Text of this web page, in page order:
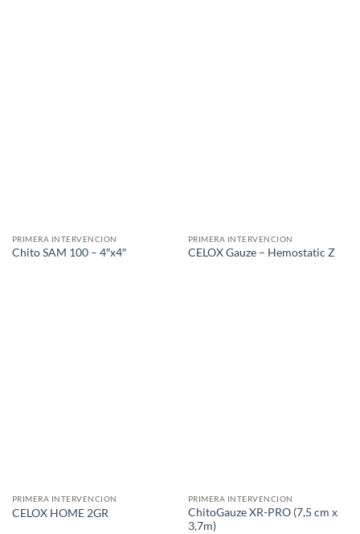
PRIMERA INTERVENCION
Chito SAM 100 – 4″x4″
PRIMERA INTERVENCION
CELOX Gauze – Hemostatic Z
PRIMERA INTERVENCION
CELOX HOME 2GR
PRIMERA INTERVENCION
ChitoGauze XR-PRO (7,5 cm x
3,7m)